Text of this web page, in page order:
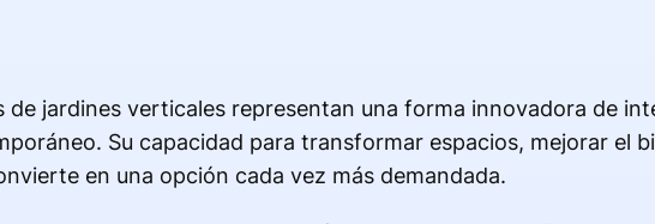
de jardines verticales representan una forma innovadora de
Su capacidad para transformar espacios, mejorar el
en una opción cada vez más demandada.